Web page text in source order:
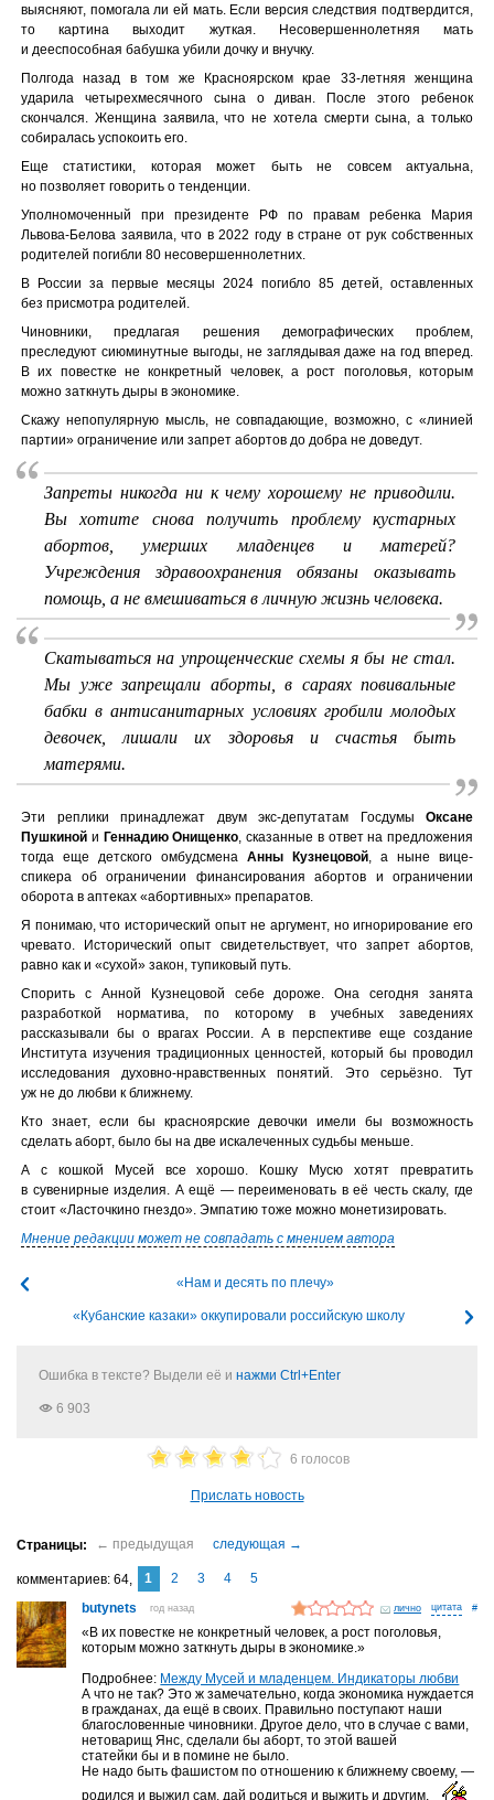
выясняют, помогала ли ей мать. Если версия следствия подтвердится,
то картина выходит жуткая. Несовершеннолетняя мать
и дееспособная бабушка убили дочку и внучку.
Полгода назад в том же Красноярском крае 33-летняя женщина
ударила четырехмесячного сына о диван. После этого ребенок
скончался. Женщина заявила, что не хотела смерти сына, а только
собиралась успокоить его.
Еще статистики, которая может быть не совсем актуальна,
но позволяет говорить о тенденции.
Уполномоченный при президенте РФ по правам ребенка Мария
Львова-Белова заявила, что в 2022 году в стране от рук собственных
родителей погибли 80 несовершеннолетних.
В России за первые месяцы 2024 погибло 85 детей, оставленных
без присмотра родителей.
Чиновники, предлагая решения демографических проблем,
преследуют сиюминутные выгоды, не заглядывая даже на год вперед.
В их повестке не конкретный человек, а рост поголовья, которым
можно заткнуть дыры в экономике.
Скажу непопулярную мысль, не совпадающие, возможно, с «линией
партии» ограничение или запрет абортов до добра не доведут.
Запреты никогда ни к чему хорошему не приводили.
Вы хотите снова получить проблему кустарных
абортов, умерших младенцев и матерей?
Учреждения здравоохранения обязаны оказывать
помощь, а не вмешиваться в личную жизнь человека.
Скатываться на упрощенческие схемы я бы не стал.
Мы уже запрещали аборты, в сараях повивальные
бабки в антисанитарных условиях гробили молодых
девочек, лишали их здоровья и счастья быть
матерями.
Эти реплики принадлежат двум экс-депутатам Госдумы Оксане
Пушкиной и Геннадию Онищенко, сказанные в ответ на предложения
тогда еще детского омбудсмена Анны Кузнецовой, а ныне вице-
спикера об ограничении финансирования абортов и ограничении
оборота в аптеках «абортивных» препаратов.
Я понимаю, что исторический опыт не аргумент, но игнорирование его
чревато. Исторический опыт свидетельствует, что запрет абортов,
равно как и «сухой» закон, тупиковый путь.
Спорить с Анной Кузнецовой себе дороже. Она сегодня занята
разработкой норматива, по которому в учебных заведениях
рассказывали бы о врагах России. А в перспективе еще создание
Института изучения традиционных ценностей, который бы проводил
исследования духовно-нравственных понятий. Это серьёзно. Тут
уж не до любви к ближнему.
Кто знает, если бы красноярские девочки имели бы возможность
сделать аборт, было бы на две искалеченных судьбы меньше.
А с кошкой Мусей все хорошо. Кошку Мусю хотят превратить
в сувенирные изделия. А ещё — переименовать в её честь скалу, где
стоит «Ласточкино гнездо». Эмпатию тоже можно монетизировать.
Мнение редакции может не совпадать с мнением автора
«Нам и десять по плечу»
«Кубанские казаки» оккупировали российскую школу
Ошибка в тексте? Выдели её и нажми Ctrl+Enter
6 903
6 голосов
Прислать новость
комментариев 64 1 2 3 4
5
butynets
год назад лично #
«В их повестке не конкретный человек, а рост поголовья,
которым можно заткнуть дыры в экономике.»
Подробнее: Между Мусей и младенцем. Индикаторы любви
А что не так? Это ж замечательно, когда экономика нуждается
в гражданах, да ещё в своих. Правильно поступают наши
благословенные чиновники. Другое дело, что в случае с вами,
нетоварищ Янс, сделали бы аборт, то этой вашей
статейки бы и в помине не было.
Не надо быть фашистом по отношению к ближнему своему, —
родился и выжил сам, дай родиться и выжить и другим.